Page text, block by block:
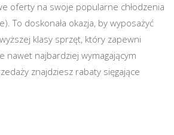
oferty na swoje popularne chłodzenia
To doskonała okazja, by wyposażyć
klasy sprzęt, który zapewni
nawet najbardziej wymagającym
znajdziesz rabaty sięgające